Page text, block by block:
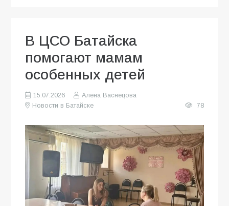
В ЦСО Батайска
помогают мамам
особенных детей
15.07.2026
Алена Васнецова
Новости в Батайске
78